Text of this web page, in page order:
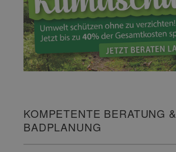
KOMPETENTE BERATUNG &
BADPLANUNG